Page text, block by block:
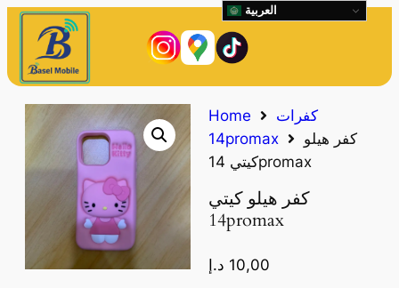
Home
كفرات
14promax
كفر هيلو
كيتي 14promax
كفر هيلو كيتي
14promax
10,00 د.إ
العربية